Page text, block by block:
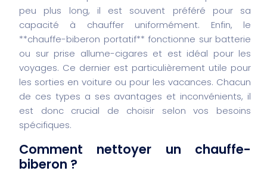
peu plus long, il est souvent préféré pour sa
capacité à chauffer uniformément. Enfin, le
**chauffe-biberon portatif** fonctionne sur batterie
ou sur prise allume-cigares et est idéal pour les
voyages. Ce dernier est particulièrement utile pour
les sorties en voiture ou pour les vacances. Chacun
de ces types a ses avantages et inconvénients, il
est donc crucial de choisir selon vos besoins
spécifiques.
Comment nettoyer un chauffe-
biberon ?